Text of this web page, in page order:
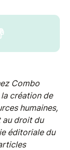
Combo
création de
humaines,
au droit du
éditoriale du